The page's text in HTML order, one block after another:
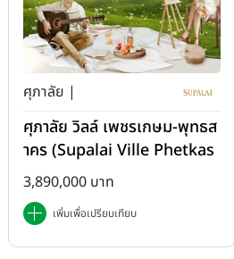
Central Village โครงการ
ศุภาลัย |
ศุภาลัย วิลล์ เพชรเกษม-พุทธส
าคร (Supalai Ville Phetkas
em-Phutthasakorn)
3,890,000 บาท
เพิ่มเพื่อเปรียบเทียบ